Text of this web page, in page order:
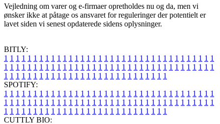
Vejledning om varer og e-firmaer opretholdes nu og da, men vi
ønsker ikke at påtage os ansvaret for reguleringer der potentielt er
lavet siden vi senest opdaterede sidens oplysninger.
BITLY:
1 1 1 1 1 1 1 1 1 1 1 1 1 1 1 1 1 1 1 1 1 1 1 1 1 1 1 1 1 1 1 1 1 1 1 1
1 1 1 1 1 1 1 1 1 1 1 1 1 1 1 1 1 1 1 1 1 1 1 1 1 1 1 1 1 1 1 1 1 1 1 1
1 1 1 1 1 1 1 1 1 1 1 1 1 1 1 1 1 1 1 1 1 1 1 1 1 1 1 1
SPOTIFY:
1 1 1 1 1 1 1 1 1 1 1 1 1 1 1 1 1 1 1 1 1 1 1 1 1 1 1 1 1 1 1 1 1 1 1 1
1 1 1 1 1 1 1 1 1 1 1 1 1 1 1 1 1 1 1 1 1 1 1 1 1 1 1 1 1 1 1 1 1 1 1 1
1 1 1 1 1 1 1 1 1 1 1 1 1 1 1 1 1 1 1 1 1 1 1 1 1 1 1 1
CUTTLY BIO: